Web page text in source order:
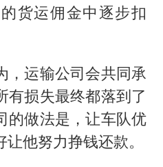
货运佣金中逐步扣
，运输公司会共同承
有损失最终都落到了
的做法是，让车队优
他努力挣钱还款。